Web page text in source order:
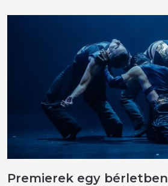
Premierek egy bérletben